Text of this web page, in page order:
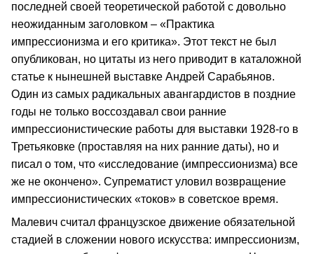
последней своей теоретической работой с довольно
неожиданным заголовком – «Практика
импрессионизма и его критика». Этот текст не был
опубликован, но цитаты из него приводит в каталожной
статье к нынешней выставке Андрей Сарабьянов.
Один из самых радикальных авангардистов в поздние
годы не только воссоздавал свои ранние
импрессионистические работы для выставки 1928-го в
Третьяковке (проставляя на них ранние даты), но и
писал о том, что «исследование (импрессионизма) все
же не окончено». Супрематист уловил возвращение
импрессионистических «токов» в советское время.
Малевич считал французское движение обязательной
стадией в сложении нового искусства: импрессионизм,